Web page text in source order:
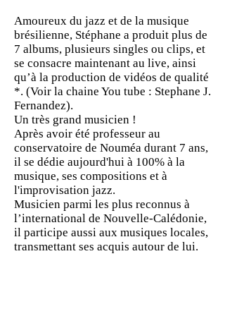
Amoureux du jazz et de la musique
brésilienne, Stéphane a produit plus de
7 albums, plusieurs singles ou clips, et
se consacre maintenant au live, ainsi
qu’à la production de vidéos de qualité
*. (Voir la chaine You tube : Stephane J.
Fernandez).
Un très grand musicien !
Après avoir été professeur au
conservatoire de Nouméa durant 7 ans,
il se dédie aujourd'hui à 100% à la
musique, ses compositions et à
l'improvisation jazz.
Musicien parmi les plus reconnus à
l’international de Nouvelle-Calédonie,
il participe aussi aux musiques locales,
transmettant ses acquis autour de lui.